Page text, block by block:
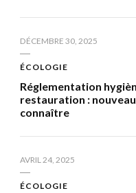
DÉCEMBRE 30, 2025
ÉCOLOGIE
Réglementation
restauration :
connaître
AVRIL 24, 2025
ÉCOLOGIE